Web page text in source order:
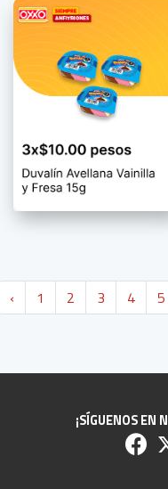
‹ 1 2 3 4 5
¡SÍGUENOS EN